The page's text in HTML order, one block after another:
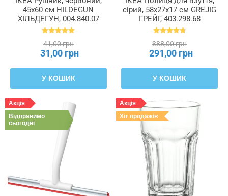
45x60 см HILDEGUN
ХІЛЬДЕГУН, 004.840.07
41,00 грн
31,00 грн
У КОШИК
сірий, 58x27x17 см GREJIG
ГРЕЙГ, 403.298.68
388,00 грн
291,00 грн
У КОШИК
Акція
Відправимо
сьогодні
Акція
Хіт продажів